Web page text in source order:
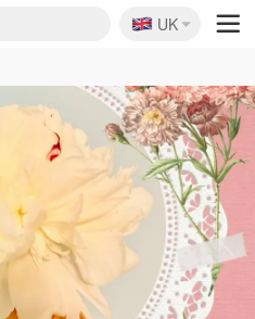
🇬🇧
UK